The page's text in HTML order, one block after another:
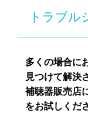
トラブル
多くの場合に
見つけて解決
補聴器販売店
をお試しくだ